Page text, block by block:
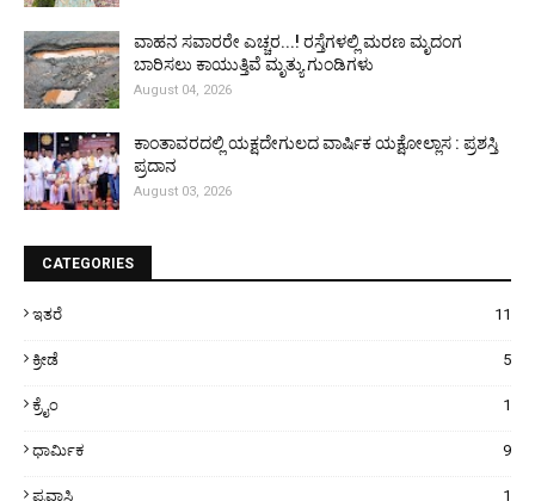
ವಾಹನ ಸವಾರರೇ ಎಚ್ಚರ...! ರಸ್ತೆಗಳಲ್ಲಿ ಮರಣ ಮೃದಂಗ
ಬಾರಿಸಲು ಕಾಯುತ್ತಿವೆ ಮೃತ್ಯು ಗುಂಡಿಗಳು
August 04, 2026
ಕಾಂತಾವರದಲ್ಲಿ ಯಕ್ಷದೇಗುಲದ ವಾರ್ಷಿಕ ಯಕ್ಷೋಲ್ಲಾಸ : ಪ್ರಶಸ್ತಿ
ಪ್ರದಾನ
August 03, 2026
CATEGORIES
ಇತರೆ 11
ಕ್ರೀಡೆ 5
ಕ್ರೈಂ 1
ಧಾರ್ಮಿಕ 9
ಪ್ರವಾಸಿ 1